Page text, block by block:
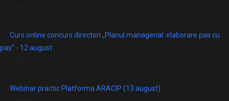
Curs online concurs directori „Planul managerial: elaborare pas cu
pas” - 12 august
Webinar practic Platforma ARACIP (13 august)